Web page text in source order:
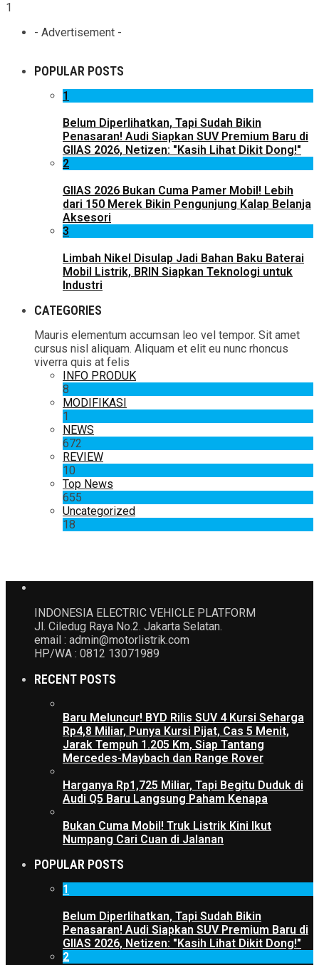
1
- Advertisement -
POPULAR POSTS
1
Belum Diperlihatkan, Tapi Sudah Bikin
Penasaran! Audi Siapkan SUV Premium Baru di
GIIAS 2026, Netizen: "Kasih Lihat Dikit Dong!"
2
GIIAS 2026 Bukan Cuma Pamer Mobil! Lebih
dari 150 Merek Bikin Pengunjung Kalap Belanja
Aksesori
3
Limbah Nikel Disulap Jadi Bahan Baku Baterai
Mobil Listrik, BRIN Siapkan Teknologi untuk
Industri
CATEGORIES
Mauris elementum accumsan leo vel tempor. Sit amet
cursus nisl aliquam. Aliquam et elit eu nunc rhoncus
viverra quis at felis
INFO PRODUK
8
MODIFIKASI
1
NEWS
672
REVIEW
10
Top News
655
Uncategorized
18
INDONESIA ELECTRIC VEHICLE PLATFORM
Jl. Ciledug Raya No.2. Jakarta Selatan.
email : admin@motorlistrik.com
HP/WA : 0812 13071989
RECENT POSTS
Baru Meluncur! BYD Rilis SUV 4 Kursi Seharga
Rp4,8 Miliar, Punya Kursi Pijat, Cas 5 Menit,
Jarak Tempuh 1.205 Km, Siap Tantang
Mercedes-Maybach dan Range Rover
Harganya Rp1,725 Miliar, Tapi Begitu Duduk di
Audi Q5 Baru Langsung Paham Kenapa
Bukan Cuma Mobil! Truk Listrik Kini Ikut
Numpang Cari Cuan di Jalanan
POPULAR POSTS
1
Belum Diperlihatkan, Tapi Sudah Bikin
Penasaran! Audi Siapkan SUV Premium Baru di
GIIAS 2026, Netizen: "Kasih Lihat Dikit Dong!"
2